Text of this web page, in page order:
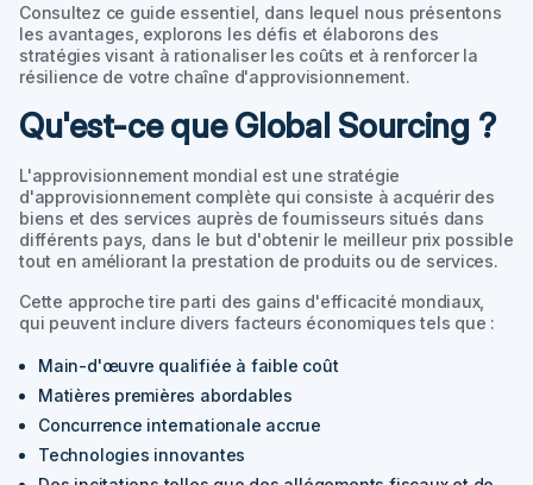
Consultez ce guide essentiel, dans lequel nous présentons
les avantages, explorons les défis et élaborons des
stratégies visant à rationaliser les coûts et à renforcer la
résilience de votre chaîne d'approvisionnement.
Qu'est-ce que Global Sourcing ?
L'approvisionnement mondial est une stratégie
d'approvisionnement complète qui consiste à acquérir des
biens et des services auprès de fournisseurs situés dans
différents pays, dans le but d'obtenir le meilleur prix possible
tout en améliorant la prestation de produits ou de services.
Cette approche tire parti des gains d'efficacité mondiaux,
qui peuvent inclure divers facteurs économiques tels que :
Main-d'œuvre qualifiée à faible coût
Matières premières abordables
Concurrence internationale accrue
Technologies innovantes